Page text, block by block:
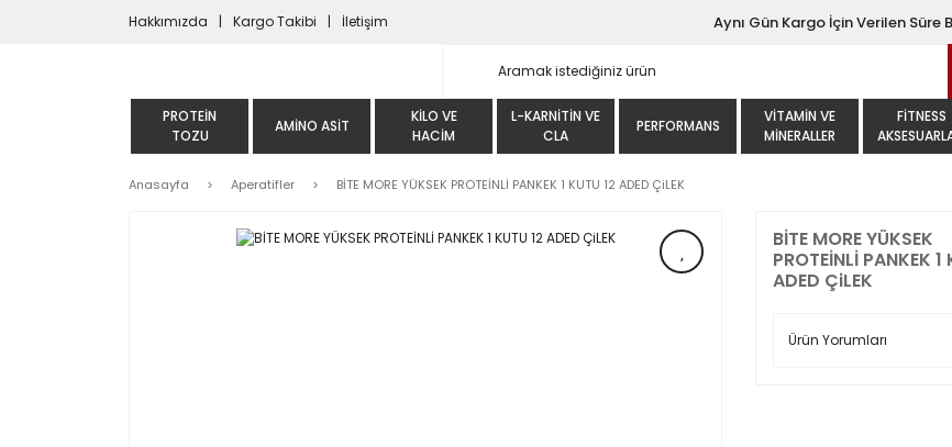
Hakkımızda Kargo Takibi İletişim Aynı Gün Kargo İçin Verilen Süre
PROTEIN
TOZU
AMINO ASIT
KILO VE
HACIM
L-KARNITIN VE
CLA
PERFORMANS
VITAMIN VE
MINERALLER
FITNESS
Anasayfa Aperatifler BİTE MORE YÜKSEK PROTEİNLİ PANKEK 1 KUTU 12 ADED ÇiLEK
BİTE MORE YÜKSEK
PROTEİNLİ PANKEK 1
ADED ÇiLEK
Ürün Yorumları